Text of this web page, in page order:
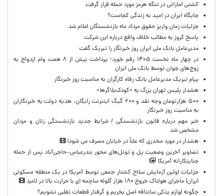
کشتی اماراتی در تنگه هرمز مورد حمله قرار گرفت
جایگاه ایران در امید به زندگی کجاست؟
جزئیات زمان واریز حقوق مرداد ماه بازنشستگان اعلام شد
پاسخ کروز به مطالب خلاف واقع درباره این شرکت
مدیرعامل بانک ملی ایران روز خبرنگار را تبریک گفت
در چهار ماه نخست ۱۴۰۵ رقم خورد؛ پرداخت بیش از ۸ همت وام ازدواج به
زوج‌های جوان توسط بانک ملی ایران
پیام تبریک مدیرعامل بانک رفاه کارگران به مناسبت روز خبرنگار
هشدار پلیس تهران بزرگ به «کودک‌بلاگرها»
۵۰۰ هزارتومان وجه نقد و ۲۰۰ گیگ اینترنت رایگان، هدیه دولت به خبرنگاران
به مناسبت روز خبرنگار
خبر مهم درباره قانون بازنشستگی / شرایط جدید بازنشستگی زنان و مردان
مشخص شد
هشدار در مورد مخدری که علناً در خیابان مصرف می شود!
تصاویر آخرین وضعیت پل و تونل‌های محور بندرعباس–حاجی‌آباد پس از حمله
جنایتکارانه آمریکا
جزئیات اولین آزمایش سلاح کشتار جمعی توسط آمریکا در یک منطقه مسکونی
ایران| ماجرای هولناک خروج ۱۸۰ هزار گلوله ساچمه ای با حرارت بالا در لامرد
چگونه لوازم یدکی سانتافه اصل بخریم و گرفتار قطعات تقلبی نشویم؟